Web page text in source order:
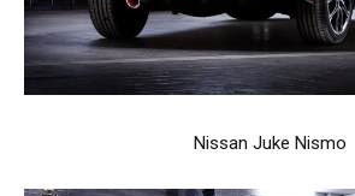
Nissan Juke Nismo